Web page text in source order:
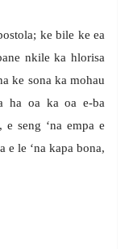
ke bile ke ea
nkile ka hlorisa
ke sona ka mohau
ha oa ka oa e-ba
seng ‘na empa e
e le ‘na kapa bona,